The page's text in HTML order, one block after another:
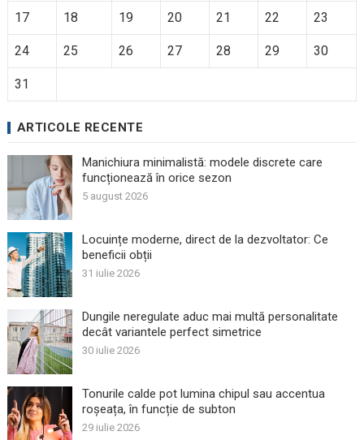
17 18 19 20 21 22 23
24 25 26 27 28 29 30
31
ARTICOLE RECENTE
Manichiura minimalistă: modele discrete care
funcționează în orice sezon
5 august 2026
Locuințe moderne, direct de la dezvoltator: Ce
beneficii obții
31 iulie 2026
Dungile neregulate aduc mai multă personalitate
decât variantele perfect simetrice
30 iulie 2026
Tonurile calde pot lumina chipul sau accentua
roșeața, în funcție de subton
29 iulie 2026